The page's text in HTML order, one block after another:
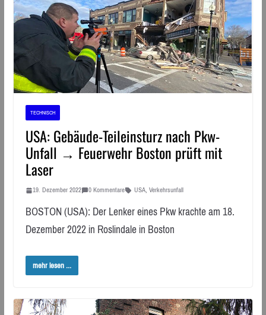
TECHNISCH
USA: Gebäude-Teileinsturz nach Pkw-
Unfall → Feuerwehr Boston prüft mit
Laser
19. Dezember 2022 0 Kommentare USA, Verkehrsunfall
BOSTON (USA): Der Lenker eines Pkw krachte am 18.
Dezember 2022 in Roslindale in Boston
mehr lesen ...